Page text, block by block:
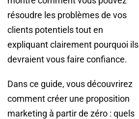
résoudre les problèmes de vos
clients potentiels tout en
expliquant clairement pourquoi ils
devraient vous faire confiance.
Dans ce guide, vous découvrirez
comment créer une proposition
marketing à partir de zéro : quels